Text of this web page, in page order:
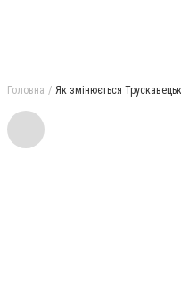
Головна Як змінюється